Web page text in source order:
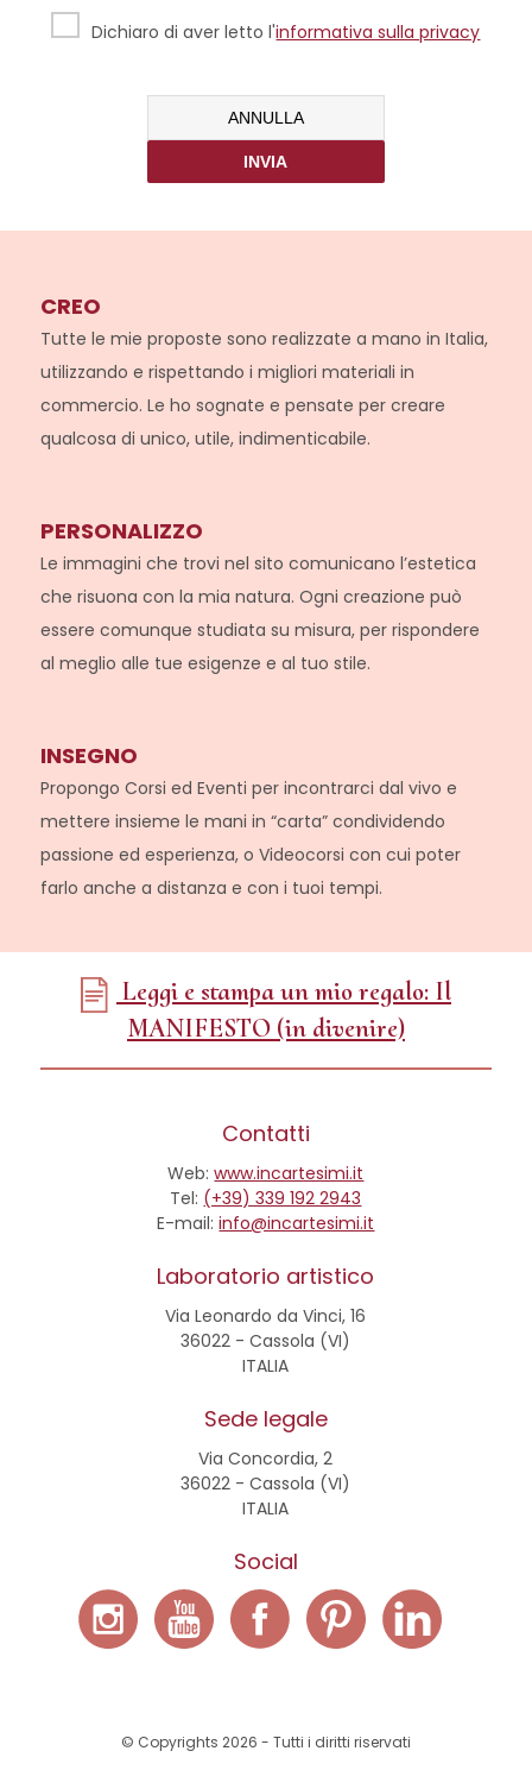
Dichiaro di aver letto l'informativa sulla privacy
CREO
Tutte le mie proposte sono realizzate a mano in Italia,
utilizzando e rispettando i migliori materiali in
commercio. Le ho sognate e pensate per creare
qualcosa di unico, utile, indimenticabile.
PERSONALIZZO
Le immagini che trovi nel sito comunicano l’estetica
che risuona con la mia natura. Ogni creazione può
essere comunque studiata su misura, per rispondere
al meglio alle tue esigenze e al tuo stile.
INSEGNO
Propongo Corsi ed Eventi per incontrarci dal vivo e
mettere insieme le mani in “carta” condividendo
passione ed esperienza, o Videocorsi con cui poter
farlo anche a distanza e con i tuoi tempi.
Leggi e stampa un mio regalo: Il
MANIFESTO (in divenire)
Contatti
Web:www.incartesimi.it
Tel: (+39) 339 192 2943
E-mail:info@incartesimi.it
Laboratorio artistico
Via Leonardo da Vinci, 16
36022 - Cassola (VI)
ITALIA
Sede legale
Via Concordia, 2
36022 - Cassola (VI)
ITALIA
Social
© Copyrights 2026 - Tutti i diritti riservati